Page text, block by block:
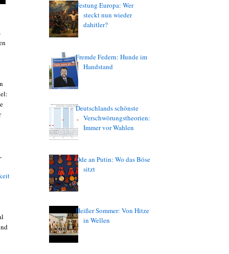
Festung Europa: Wer
steckt nun wieder
dahitler?
Fremde Federn: Hunde im
Handstand
Deutschlands schönste
Verschwörungstheorien:
Immer vor Wahlen
Ode an Putin: Wo das Böse
sitzt
Heißer Sommer: Von Hitze
in Wellen